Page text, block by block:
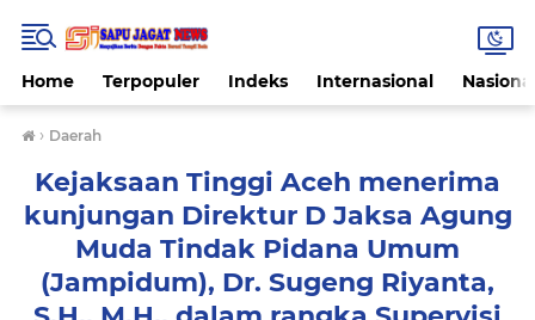
Home Terpopuler Indeks Internasional
› Daerah
Kejaksaan Tinggi Aceh menerima
kunjungan Direktur D Jaksa Agung
Muda Tindak Pidana Umum
(Jampidum), Dr. Sugeng Riyanta,